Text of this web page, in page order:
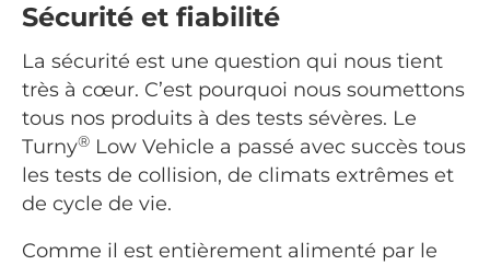
Sécurité et fiabilité
La sécurité est une question qui nous tient
très à cœur. C’est pourquoi nous soumettons
tous nos produits à des tests sévères. Le
Turny® Low Vehicle a passé avec succès tous
les tests de collision, de climats extrêmes et
de cycle de vie.
Comme il est entièrement alimenté par le